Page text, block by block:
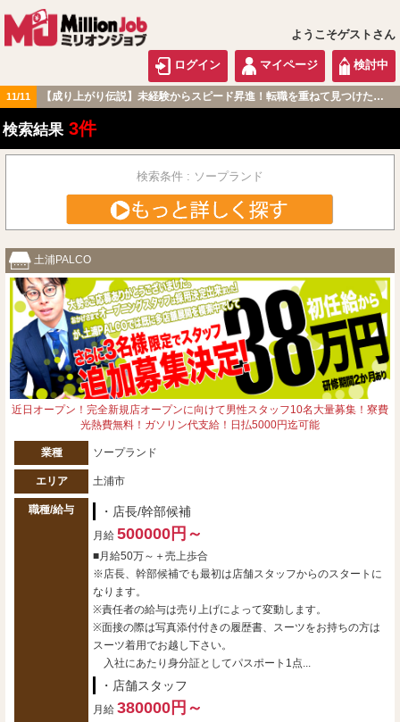
ようこそゲストさん
ログイン マイページ 検討中
11/11 【成り上がり伝説】未経験からスピード昇進！転職を重ねて見つけた『本当に働きやすい職場』とは？
北関東版
検索結果 3件
検索条件 : ソープランド
土浦PALCO
近日オープン！完全新規店オープンに向けて男性スタッフ10名大量募集！寮費
光熱費無料！ガソリン代支給！日払5000円迄可能
業種 ソープランド
エリア 土浦市
職種/給与 ・店長/幹部候補
月給 500000円～
■月給50万～＋売上歩合
※店長、幹部候補でも最初は店舗スタッフからのスタートに
なります。
※責任者の給与は売り上げによって変動します。
※面接の際は写真添付付きの履歴書、スーツをお持ちの方は
スーツ着用でお越し下さい。
入社にあたり身分証としてパスポート1点...
・店舗スタッフ
月給 380000円～